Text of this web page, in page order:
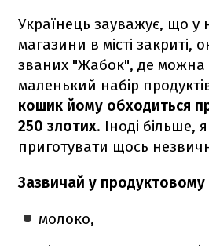
Українець зауважує, що у
магазини в місті закриті,
званих "Жабок", де можна
маленький набір
кошик йому обходиться
250 злотих. Іноді більше,
приготувати щось
Зазвичай у продуктовому
молоко,